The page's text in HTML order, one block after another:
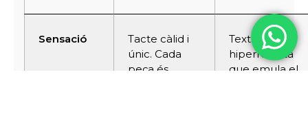
Sensació
Tacte càlid i
únic. Cada
peça és
Textura
hiperrealista
que emula el